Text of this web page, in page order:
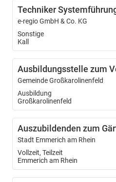
e-regio GmbH & Co. KG
Sonstige
Kall
Gemeinde Großkarolinenfeld
Ausbildung
Großkarolinenfeld
Stadt Emmerich am Rhein
Vollzeit, Teilzeit
Emmerich am Rhein